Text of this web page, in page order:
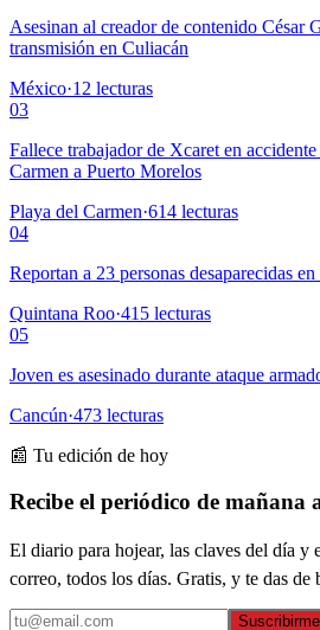
Asesinan al creador de contenido César
transmisión en Culiacán
México·12 lecturas
03
Fallece trabajador de Xcaret en
Carmen a Puerto Morelos
Playa del Carmen·614 lecturas
04
Reportan a 23 personas desaparecidas
Quintana Roo·415 lecturas
05
Joven es asesinado durante ataque
Cancún·473 lecturas
📰 Tu edición de hoy
Recibe el periódico de mañana
El diario para hojear, las claves del día
correo, todos los días. Gratis, y te das de
Suscribirme